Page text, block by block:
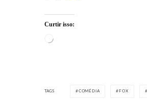
Curtir isso:
Carregando...
TAGS COMÉDIA FOX